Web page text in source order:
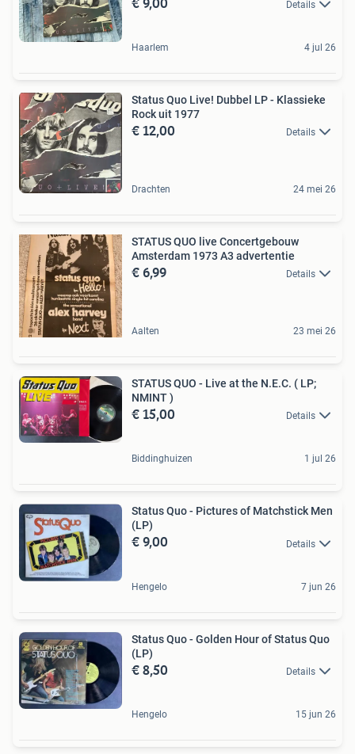
Details
Haarlem 4 jul 26
Status Quo Live! Dubbel LP - Klassieke
Rock uit 1977
€ 12,00 Details
Drachten 24 mei 26
STATUS QUO live Concertgebouw
Amsterdam 1973 A3 advertentie
€ 6,99 Details
Aalten 23 mei 26
STATUS QUO - Live at the N.E.C. ( LP;
NMINT )
€ 15,00 Details
Biddinghuizen 1 jul 26
Status Quo - Pictures of Matchstick Men
(LP)
€ 9,00 Details
Hengelo 7 jun 26
Status Quo - Golden Hour of Status Quo
(LP)
€ 8,50 Details
Hengelo 15 jun 26